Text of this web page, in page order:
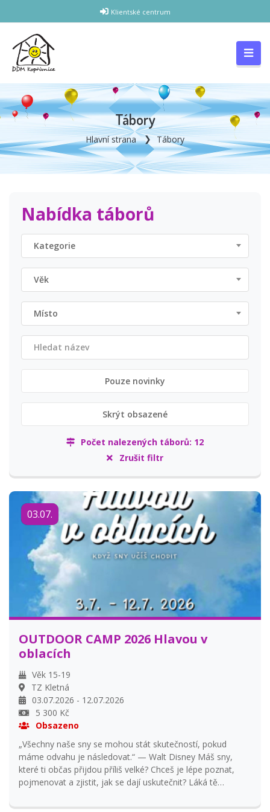
Klientské centrum
Tábory
Hlavní strana Tábory
Nabídka táborů
Kategorie
Věk
Místo
Pouze novinky
Skrýt obsazené
Počet nalezených táborů: 12
Zrušit filtr
03.07.
OUTDOOR CAMP 2026 Hlavou v
oblacích
Věk 15-19
TZ Kletná
03.07.2026 - 12.07.2026
5 300 Kč
Obsazeno
„Všechny naše sny se mohou stát skutečností, pokud
máme odvahu je následovat.“ — Walt Disney Máš sny,
které ti občas přijdou příliš velké? Chceš je lépe poznat,
pojmenovat a zjistit, jak se dají uskutečnit? Láká tě
nového sám o sobě? Chceš prožít nevšední situace? Jsi